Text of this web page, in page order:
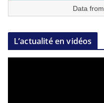
Data from
L’actualité en vidéos